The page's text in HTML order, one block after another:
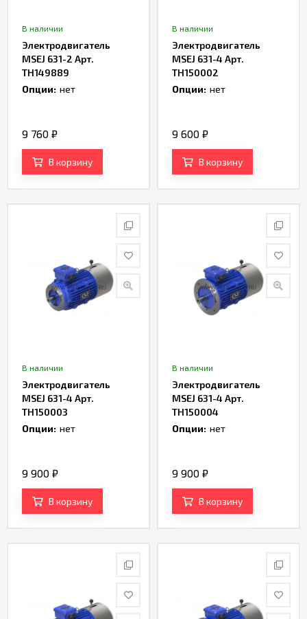
В наличии
Электродвигатель
MSEJ 631-2 Арт.
TH149889
Опции: нет
9 760 ₽
В корзину
В наличии
Электродвигатель
MSEJ 631-4 Арт.
TH150002
Опции: нет
9 600 ₽
В корзину
В наличии
Электродвигатель
MSEJ 631-4 Арт.
TH150003
Опции: нет
9 900 ₽
В корзину
В наличии
Электродвигатель
MSEJ 631-4 Арт.
TH150004
Опции: нет
9 900 ₽
В корзину